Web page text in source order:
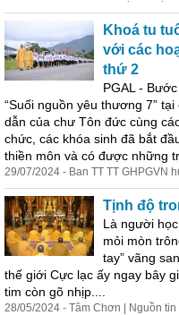
Khoá tu
với các
thứ 2
PGAL -
“Suối nguồn yêu thương 7”
dẫn của chư Tôn đức cùng
chức, các khóa sinh đã bắt
thiền môn và có được những
29/07/2024 - Ban TT TT GHPGVN
Tịnh độ
Là người
mỏi mòn
tay” vãng
thế giới Cực lạc ấy ngay bây
tim còn gõ nhịp....
28/05/2024 - Tâm Chơn | Nguồn tin